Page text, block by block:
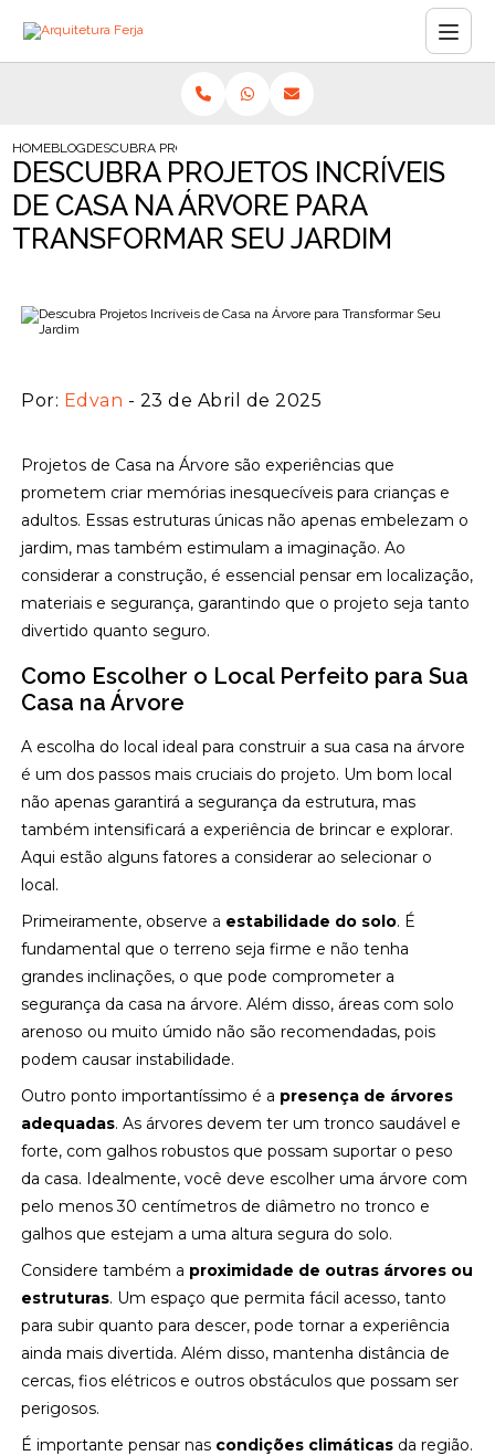
HOMEBLOGDESCUBRA PROJETOS INCRÍVEIS DE CASA NA ÁRVORE PARA
DESCUBRA PROJETOS INCRÍVEIS
DE CASA NA ÁRVORE PARA
TRANSFORMAR SEU JARDIM
Por: Edvan - 23 de Abril de 2025
Projetos de Casa na Árvore são experiências que
prometem criar memórias inesquecíveis para crianças e
adultos. Essas estruturas únicas não apenas embelezam o
jardim, mas também estimulam a imaginação. Ao
considerar a construção, é essencial pensar em localização,
materiais e segurança, garantindo que o projeto seja tanto
divertido quanto seguro.
Como Escolher o Local Perfeito para Sua
Casa na Árvore
A escolha do local ideal para construir a sua casa na árvore
é um dos passos mais cruciais do projeto. Um bom local
não apenas garantirá a segurança da estrutura, mas
também intensificará a experiência de brincar e explorar.
Aqui estão alguns fatores a considerar ao selecionar o
local.
Primeiramente, observe a estabilidade do solo. É
fundamental que o terreno seja firme e não tenha
grandes inclinações, o que pode comprometer a
segurança da casa na árvore. Além disso, áreas com solo
arenoso ou muito úmido não são recomendadas, pois
podem causar instabilidade.
Outro ponto importantíssimo é a presença de árvores
adequadas. As árvores devem ter um tronco saudável e
forte, com galhos robustos que possam suportar o peso
da casa. Idealmente, você deve escolher uma árvore com
pelo menos 30 centímetros de diâmetro no tronco e
galhos que estejam a uma altura segura do solo.
Considere também a proximidade de outras árvores ou
estruturas. Um espaço que permita fácil acesso, tanto
para subir quanto para descer, pode tornar a experiência
ainda mais divertida. Além disso, mantenha distância de
cercas, fios elétricos e outros obstáculos que possam ser
perigosos.
É importante pensar nas condições climáticas da região.